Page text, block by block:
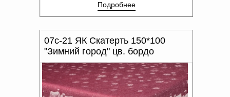
Подробнее
07с-21 ЯК Скатерть 150*100
"Зимний город" цв. бордо